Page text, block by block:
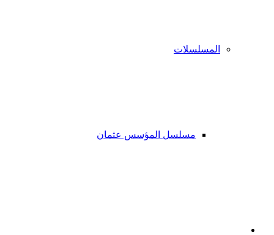
المسلسلات
مسلسل المؤسس عثمان